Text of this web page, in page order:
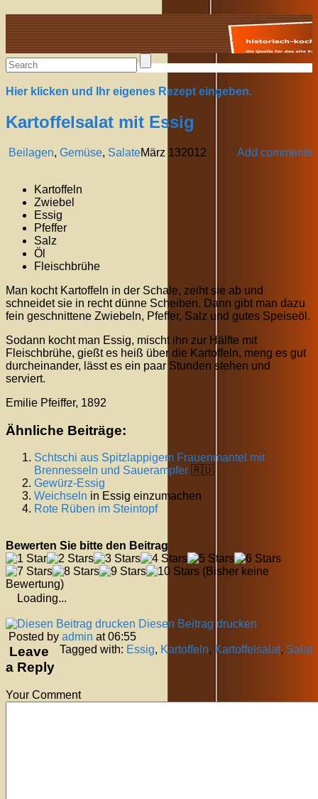
Alte Rezepte online
Hier klicken und Ihr eigenes Rezept eingeben.
Kartoffelsalat mit Essig
Beilagen, Gemüse, Salate Add comments
März 132012
Kartoffeln
Zwiebel
Essig
Pfeffer
Salz
Öl
Fleischbrühe
Man kocht Kartoffeln in der Schale, zeiht sie ab und
schneidet sie in recht dünne Scheiben. Dann gibt man dazu
fein geschnittene Zwiebeln, Pfeffer, Salz und gutes Speiseöl.
Sodann kocht man Essig, mischt ihn zur Hälfte mit
Fleischbrühe, gießt es heiß über die Kartoffeln, meng es gut
durcheinander, lässt es ein paar Stunden stehen und
serviert.
Emilie Pfeiffer, 1892
Ähnliche Beiträge:
Schtschi aus Spitzlappigem Frauenmantel mit
Brennesseln und Sauerampfer 🇷🇺
Gewürz-Essig
Weichseln in Essig einzumachen
Rote Rüben im Steintopf
Bewerten Sie bitte den Beitrag
(Bisher keine
Bewertung)
Loading...
Diesen Beitrag drucken
Posted by admin at 06:55
Tagged with: Essig, Kartoffeln, Kartoffelsalat, Salat
Leave
a Reply
Your Comment